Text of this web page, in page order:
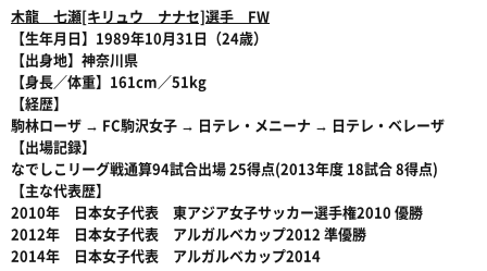
木龍 七瀬[キリュウ ナナセ]選手 FW
【生年月日】1989年10月31日（24歳）
【出身地】神奈川県
【身長／体重】161cm／51kg
【経歴】
駒林ローザ → FC駒沢女子 → 日テレ・メニーナ → 日テレ・ベレーザ
【出場記録】
なでしこリーグ戦通算94試合出場 25得点(2013年度 18試合 8得点)
【主な代表歴】
2010年 日本女子代表 東アジア女子サッカー選手権2010 優勝
2012年 日本女子代表 アルガルベカップ2012 準優勝
2014年 日本女子代表 アルガルベカップ2014